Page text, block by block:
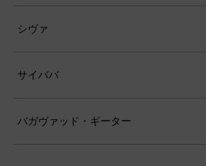
シヴァ
サイババ
バガヴァッド・ギーター